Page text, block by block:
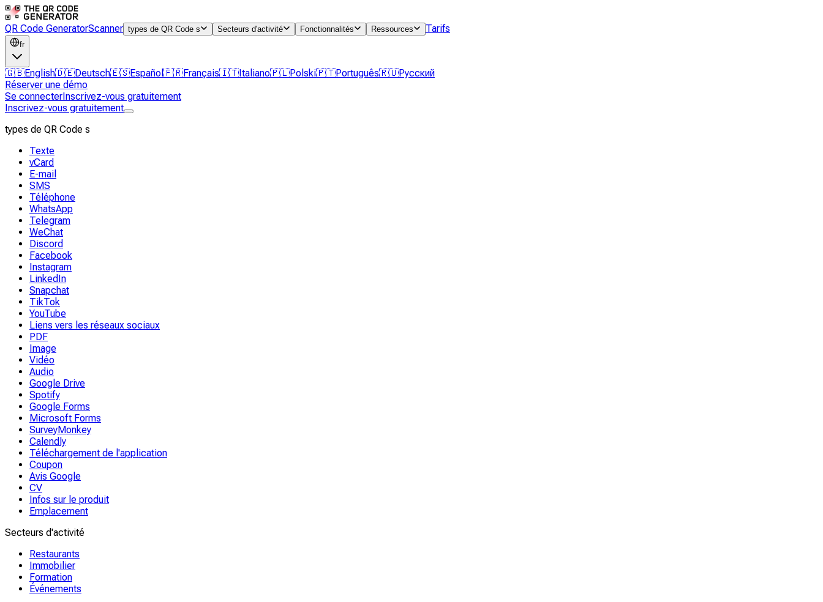
QR Code GeneratorScanner types de QR Code s Secteurs d'activité Fonctionnalités Ressources Tarifs
fr
🇬🇧English🇩🇪Deutsch🇪🇸Español 🇫🇷Français🇮🇹Italiano🇵🇱Polski🇵🇹Português🇷🇺Русский
Réserver une démo
Se connecterInscrivez-vous gratuitement
Inscrivez-vous gratuitement
types de QR Code s
Texte
vCard
E-mail
SMS
Téléphone
WhatsApp
Telegram
WeChat
Discord
Facebook
Instagram
LinkedIn
Snapchat
TikTok
YouTube
Liens vers les réseaux sociaux
PDF
Image
Vidéo
Audio
Google Drive
Spotify
Google Forms
Microsoft Forms
SurveyMonkey
Calendly
Téléchargement de l'application
Coupon
Avis Google
CV
Infos sur le produit
Emplacement
Secteurs d'activité
Restaurants
Immobilier
Formation
Événements